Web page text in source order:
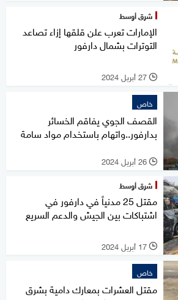
شرق أوسط
الإمارات تعرب علن قلقها إزاء تصاعد
التوترات بشمال دارفور
l 27 أبريل 2024
خاص
القصف الجوي يفاقم الخسائر
بدارفور..واتهام باستخدام مواد سامة
l 26 أبريل 2024
شرق أوسط
مقتل 25 مدنياً في دارفور في
اشتباكات بين الجيش والدعم السريع
l 17 أبريل 2024
خاص
مقتل العشرات بمعارك دامية بشرق